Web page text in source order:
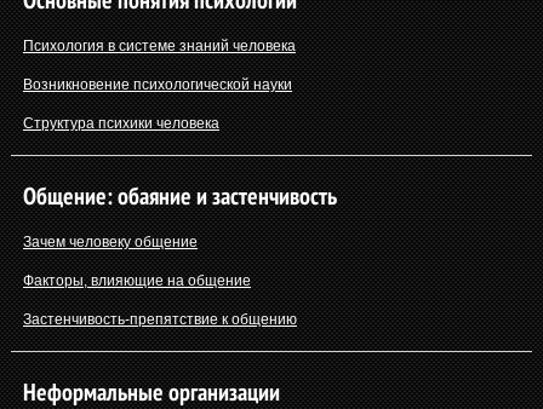
Психология в системе знаний человека
Возникновение психологической науки
Структура психики человека
Общение: обаяние и застенчивость
Зачем человеку общение
Факторы, влияющие на общение
Застенчивость-препятствие к общению
Неформальные организации